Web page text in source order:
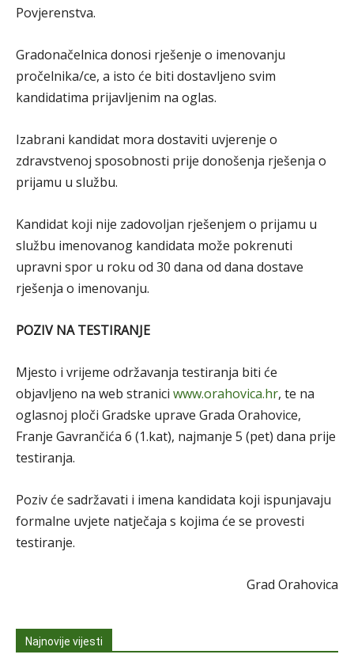
Povjerenstva.
Gradonačelnica donosi rješenje o imenovanju
pročelnika/ce, a isto će biti dostavljeno svim
kandidatima prijavljenim na oglas.
Izabrani kandidat mora dostaviti uvjerenje o
zdravstvenoj sposobnosti prije donošenja rješenja o
prijamu u službu.
Kandidat koji nije zadovoljan rješenjem o prijamu u
službu imenovanog kandidata može pokrenuti
upravni spor u roku od 30 dana od dana dostave
rješenja o imenovanju.
POZIV NA TESTIRANJE
Mjesto i vrijeme održavanja testiranja biti će
objavljeno na web stranici www.orahovica.hr, te na
oglasnoj ploči Gradske uprave Grada Orahovice,
Franje Gavrančića 6 (1.kat), najmanje 5 (pet) dana prije
testiranja.
Poziv će sadržavati i imena kandidata koji ispunjavaju
formalne uvjete natječaja s kojima će se provesti
testiranje.
Grad Orahovica
Najnovije vijesti